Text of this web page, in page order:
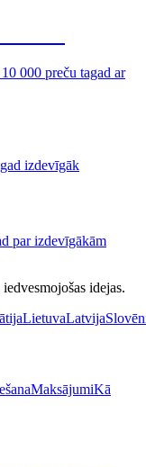
000 preču tagad ar
izdevīgāk
par izdevīgākām
idejas.
LietuvaLatvija
MaksājumiKā